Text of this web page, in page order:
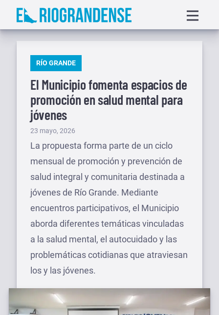
Saltar
menu
PUBLICADO
RÍO GRANDE
El Municipio fomenta espacios de
promoción en salud mental para
jóvenes
Publicado
el
23 mayo, 2026
La propuesta forma parte de un ciclo
mensual de promoción y prevención de
salud integral y comunitaria destinada a
jóvenes de Río Grande. Mediante
encuentros participativos, el Municipio
aborda diferentes temáticas vinculadas
a la salud mental, el autocuidado y las
problemáticas cotidianas que atraviesan
los y las jóvenes.